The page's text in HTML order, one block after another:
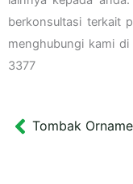
berkonsultasi terkait
menghubungi kami
3377
Prev